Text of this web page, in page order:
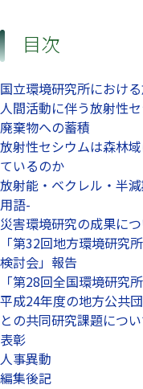
目次
国立環境研究所におけ
人間活動に伴う放射性
廃棄物への蓄積
放射性セシウムは森林
ているのか
放射能・ベクレル・半
用語-
災害環境研究の成果に
「第32回地方環境研究
検討会」報告
「第28回全国環境研究
平成24年度の地方公共
との共同研究課題につ
表彰
人事異動
編集後記